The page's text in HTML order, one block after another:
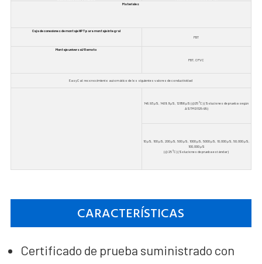
Materiales
Caja de conexiones de montaje NPT para montaje integral
PBT
Montaje universal/Remoto
PBT, CPVC
EasyCal: reconocimiento automático de los siguientes valores de conductividad
146.93 µS, 1408.8 µS, 12856 µS (@25 °C) (Soluciones de prueba según
ASTM D1125-95)
10 µS, 100 µS, 200 µS, 500 µS, 1000 µS, 5000 µS, 10,000 µS, 50,000 µS,
100,000 µS
(@ 25 °C) (Soluciones de prueba estándar)
CARACTERÍSTICAS
Certificado de prueba suministrado con